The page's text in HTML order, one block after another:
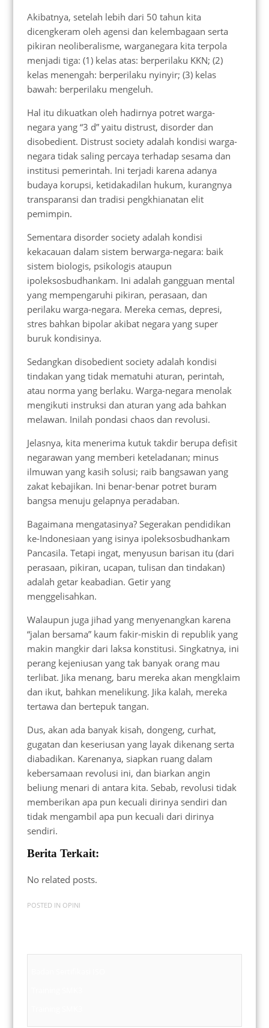
Akibatnya, setelah lebih dari 50 tahun kita
dicengkeram oleh agensi dan kelembagaan serta
pikiran neoliberalisme, warganegara kita terpola
menjadi tiga: (1) kelas atas: berperilaku KKN; (2)
kelas menengah: berperilaku nyinyir; (3) kelas
bawah: berperilaku mengeluh.
Hal itu dikuatkan oleh hadirnya potret warga-
negara yang “3 d” yaitu distrust, disorder dan
disobedient. Distrust society adalah kondisi warga-
negara tidak saling percaya terhadap sesama dan
institusi pemerintah. Ini terjadi karena adanya
budaya korupsi, ketidakadilan hukum, kurangnya
transparansi dan tradisi pengkhianatan elit
pemimpin.
Sementara disorder society adalah kondisi
kekacauan dalam sistem berwarga-negara: baik
sistem biologis, psikologis ataupun
ipoleksosbudhankam. Ini adalah gangguan mental
yang mempengaruhi pikiran, perasaan, dan
perilaku warga-negara. Mereka cemas, depresi,
stres bahkan bipolar akibat negara yang super
buruk kondisinya.
Sedangkan disobedient society adalah kondisi
tindakan yang tidak mematuhi aturan, perintah,
atau norma yang berlaku. Warga-negara menolak
mengikuti instruksi dan aturan yang ada bahkan
melawan. Inilah pondasi chaos dan revolusi.
Jelasnya, kita menerima kutuk takdir berupa defisit
negarawan yang memberi keteladanan; minus
ilmuwan yang kasih solusi; raib bangsawan yang
zakat kebajikan. Ini benar-benar potret buram
bangsa menuju gelapnya peradaban.
Bagaimana mengatasinya? Segerakan pendidikan
ke-Indonesiaan yang isinya ipoleksosbudhankam
Pancasila. Tetapi ingat, menyusun barisan itu (dari
perasaan, pikiran, ucapan, tulisan dan tindakan)
adalah getar keabadian. Getir yang
menggelisahkan.
Walaupun juga jihad yang menyenangkan karena
“jalan bersama” kaum fakir-miskin di republik yang
makin mangkir dari laksa konstitusi. Singkatnya, ini
perang kejeniusan yang tak banyak orang mau
terlibat. Jika menang, baru mereka akan mengklaim
dan ikut, bahkan menelikung. Jika kalah, mereka
tertawa dan bertepuk tangan.
Dus, akan ada banyak kisah, dongeng, curhat,
gugatan dan keseriusan yang layak dikenang serta
diabadikan. Karenanya, siapkan ruang dalam
kebersamaan revolusi ini, dan biarkan angin
beliung menari di antara kita. Sebab, revolusi tidak
memberikan apa pun kecuali dirinya sendiri dan
tidak mengambil apa pun kecuali dari dirinya
sendiri.
Berita Terkait:
No related posts.
POSTED IN OPINI